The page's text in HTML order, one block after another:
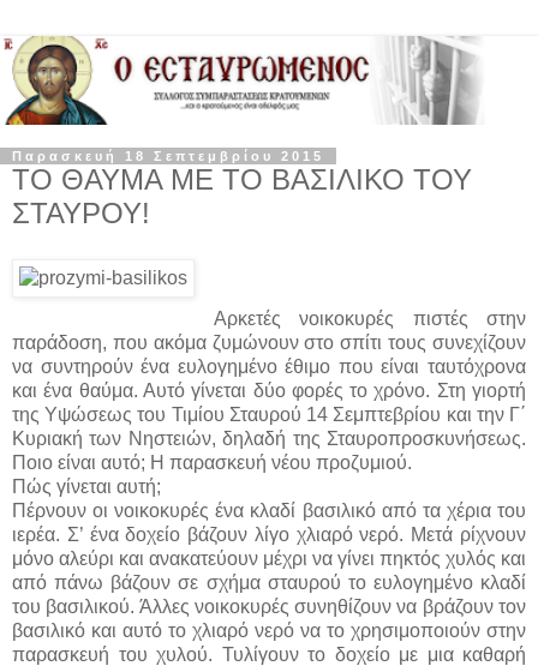
Παρασκευή 18 Σεπτεμβρίου 2015
ΤΟ ΘΑΥΜΑ ΜΕ ΤΟ ΒΑΣΙΛΙΚΟ ΤΟΥ
ΣΤΑΥΡΟΥ!
Αρκετές νοικοκυρές πιστές στην
παράδοση, που ακόμα ζυμώνουν στο σπίτι τους συνεχίζουν
να συντηρούν ένα ευλογημένο έθιμο που είναι ταυτόχρονα
και ένα θαύμα. Αυτό γίνεται δύο φορές το χρόνο. Στη γιορτή
της Υψώσεως του Τιμίου Σταυρού 14 Σεμπτεβρίου και την Γ΄
Κυριακή των Νηστειών, δηλαδή της Σταυροπροσκυνήσεως.
Ποιο είναι αυτό; Η παρασκευή νέου προζυμιού.
Πώς γίνεται αυτή;
Πέρνουν οι νοικοκυρές ένα κλαδί βασιλικό από τα χέρια του
ιερέα. Σ’ ένα δοχείο βάζουν λίγο χλιαρό νερό. Μετά ρίχνουν
μόνο αλεύρι και ανακατεύουν μέχρι να γίνει πηκτός χυλός και
από πάνω βάζουν σε σχήμα σταυρού το ευλογημένο κλαδί
του βασιλικού. Άλλες νοικοκυρές συνηθίζουν να βράζουν τον
βασιλικό και αυτό το χλιαρό νερό να το χρησιμοποιούν στην
παρασκευή του χυλού. Τυλίγουν το δοχείο με μια καθαρή